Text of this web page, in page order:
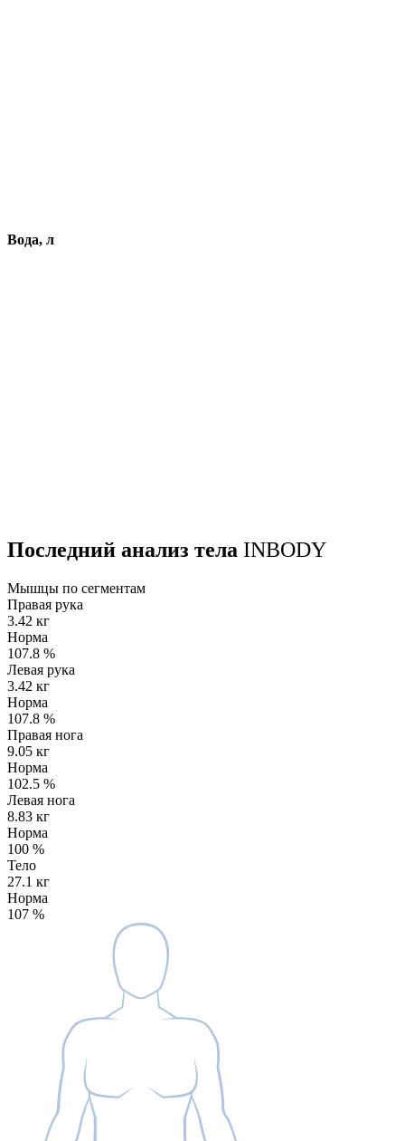
Вода, л
Последний анализ тела INBODY
Мышцы по сегментам
Правая рука
3.42 кг
Норма
107.8 %
Левая рука
3.42 кг
Норма
107.8 %
Правая нога
9.05 кг
Норма
102.5 %
Левая нога
8.83 кг
Норма
100 %
Тело
27.1 кг
Норма
107 %